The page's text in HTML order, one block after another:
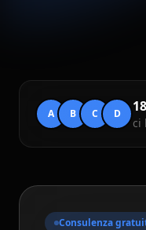
A B C D
ci
Consulenza